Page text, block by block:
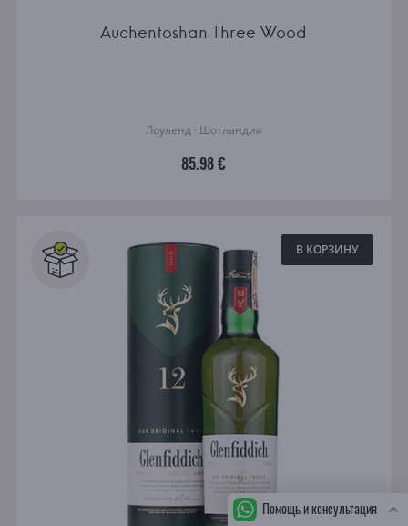
Помощь и консультация
Auchentoshan Three Wood
Лоуленд · Шотландия
85.98 €
В КОРЗИНУ